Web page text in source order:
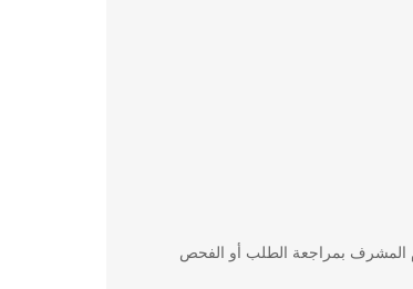
المشرف بمراجعة الطلب أو الفحص